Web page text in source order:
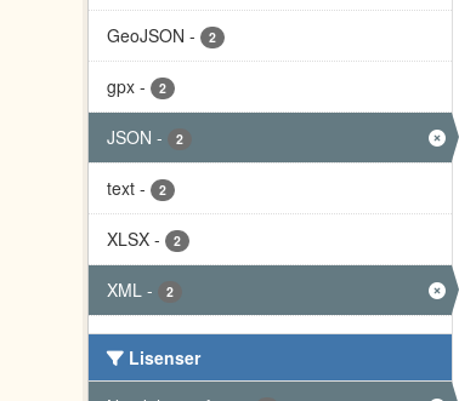
GeoJSON - 2
gpx - 2
JSON - 2
text - 2
XLSX - 2
XML - 2
Lisenser